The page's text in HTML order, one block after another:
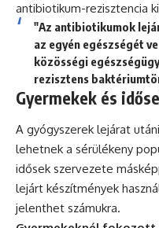
antibiotikum-rezisztencia
"Az antibiotikumok
az egyén egészségét
közösségi
rezisztens
Gyermekek és
A gyógyszerek lejárat
lehetnek a sérülékeny
idősek szervezete
lejárt készítmények
jelenthet számukra.